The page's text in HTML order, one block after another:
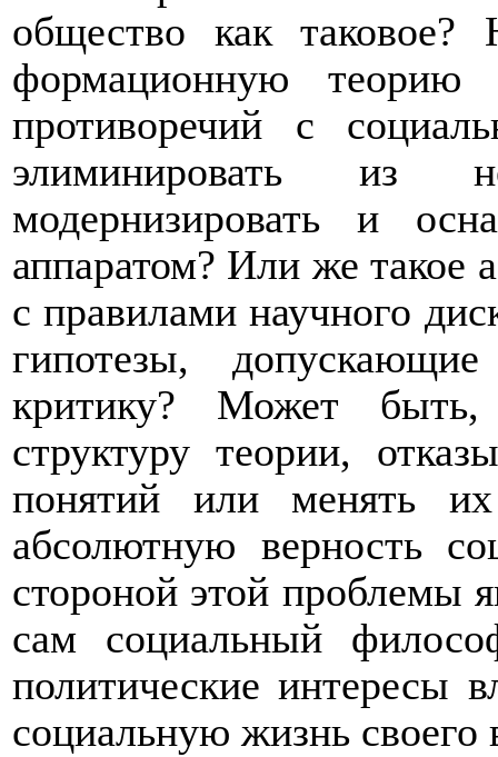
общество как таковое?
формационную теорию
противоречий с
элиминировать из
модернизировать и
аппаратом? Или же такое
с правилами научного
гипотезы,
критику? Может
структуру теории,
понятий или менять
абсолютную верность
стороной этой проблемы
сам социальный
политические интересы
социальную жизнь своего